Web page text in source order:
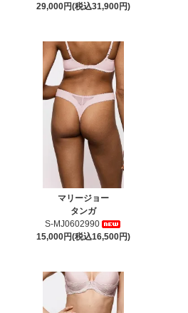
29,000円(税込31,900円)
マリージョー
タンガ
S-MJ0602990
15,000円(税込16,500円)